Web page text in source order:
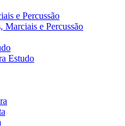
e Percussão
Marciais e Percussão
Estudo